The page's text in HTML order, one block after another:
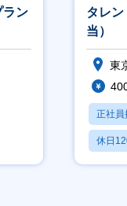
ラン
タレ
当）
東
正社員
休日
月残業